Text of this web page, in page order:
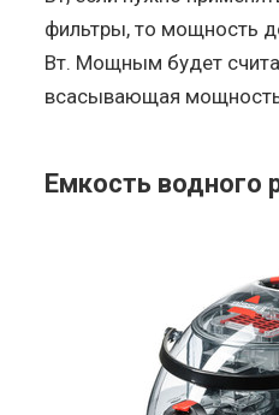
фильтры, то мощность
Вт. Мощным будет
всасывающая
Емкость водного